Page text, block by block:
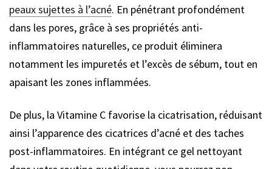
peaux sujettes à l’acné. En pénétrant profondément
dans les pores, grâce à ses propriétés anti-
inflammatoires naturelles, ce produit éliminera
notamment les impuretés et l’excès de sébum, tout en
apaisant les zones inflammées.
De plus, la Vitamine C favorise la cicatrisation, réduisant
ainsi l’apparence des cicatrices d’acné et des taches
post-inflammatoires. En intégrant ce gel nettoyant